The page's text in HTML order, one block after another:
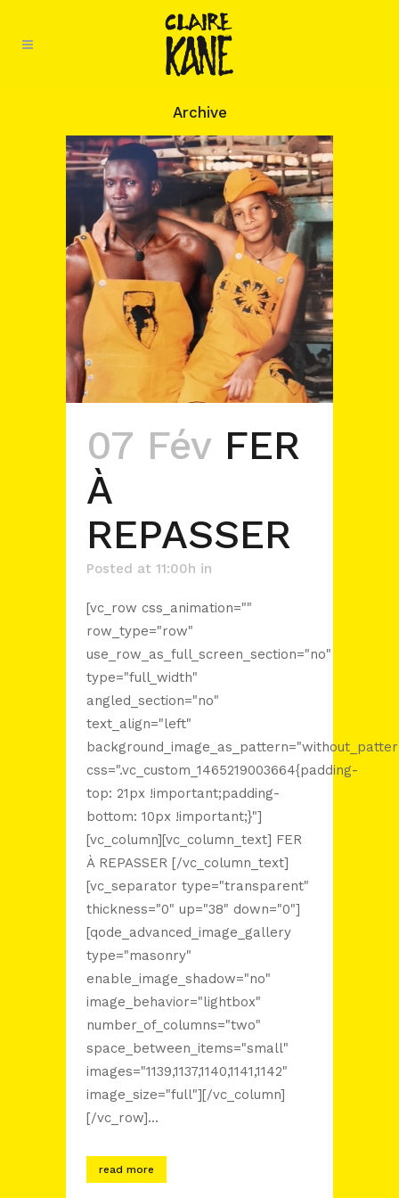
Archive
07 Fév FER
À
REPASSER
Posted at 11:00h in
[vc_row css_animation=""
row_type="row"
use_row_as_full_screen_section="no"
type="full_width"
angled_section="no"
text_align="left"
css=".vc_custom_1465219003664{padding-
top: 21px !important;padding-
bottom: 10px !important;}"]
[vc_column][vc_column_text] FER
À REPASSER [/vc_column_text]
[vc_separator type="transparent"
thickness="0" up="38" down="0"]
[qode_advanced_image_gallery
type="masonry"
enable_image_shadow="no"
image_behavior="lightbox"
number_of_columns="two"
space_between_items="small"
images="1139,1137,1140,1141,1142"
image_size="full"][/vc_column]
[/vc_row]...
read more